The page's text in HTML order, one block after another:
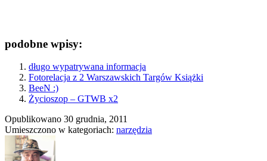
podobne wpisy:
długo wypatrywana informacja
Fotorelacja z 2 Warszawskich Targów Książki
BeeN :)
Życioszop – GTWB x2
Opublikowano 30 grudnia, 2011
Umieszczono w kategoriach: narzędzia